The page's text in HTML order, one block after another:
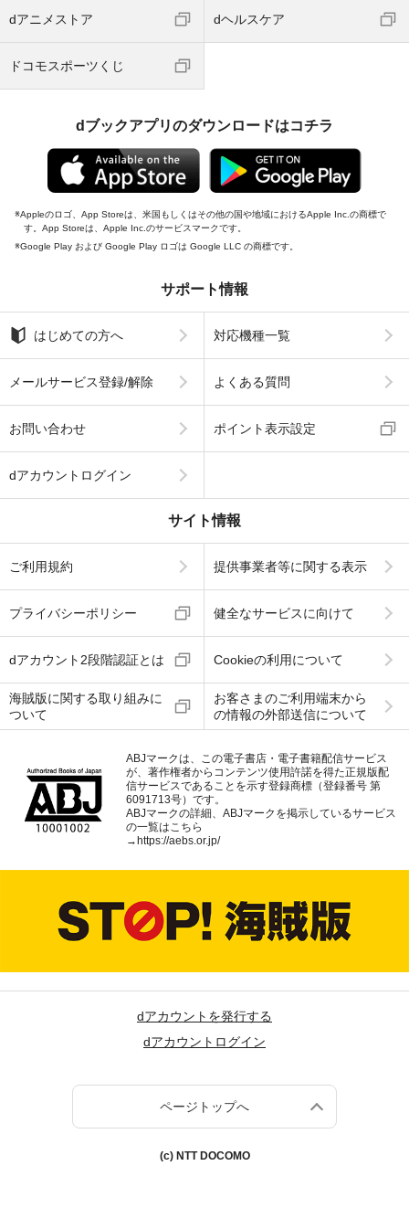
dアニメストア dヘルスケア
ドコモスポーツくじ
dブックアプリのダウンロードはコチラ
Appleのロゴ、App Storeは、米国もしくはその他の国や地域におけるApple Inc.の商標で
す。App Storeは、Apple Inc.のサービスマークです。
Google Play および Google Play ロゴは Google LLC の商標です。
サポート情報
はじめての方へ 対応機種一覧
メールサービス登録/解除 よくある質問
お問い合わせ ポイント表示設定
dアカウントログイン
サイト情報
ご利用規約 提供事業者等に関する表示
プライバシーポリシー 健全なサービスに向けて
dアカウント2段階認証とは Cookieの利用について
海賊版に関する取り組みに
ついて
お客さまのご利用端末から
の情報の外部送信について
ABJマークは、この電子書店・電子書籍配信サービス
が、著作権者からコンテンツ使用許諾を得た正規版配
信サービスであることを示す登録商標（登録番号 第
6091713号）です。
ABJマークの詳細、ABJマークを掲示しているサービス
の一覧はこちら
→ https://aebs.or.jp/
dアカウントを発行する
dアカウントログイン
ページトップへ
(c) NTT DOCOMO